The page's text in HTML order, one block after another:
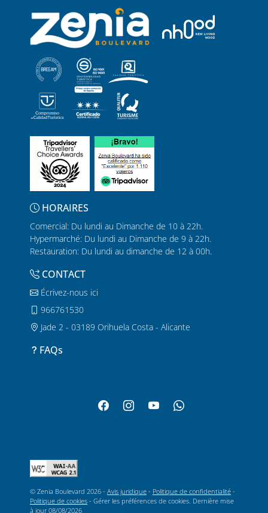
HORAIRES
Comercial: Du lundi au Dimanche de 10 à 22h.
Hypermarché: Du lundi au Dimanche de 9 à 22h.
Restauration: Du lundi au dimanche de 12 à 00h.
CONTACT
Écrivez-nous ici
966761530
Jade 2 - 03189 Orihuela Costa - Alicante
FAQs
© Zenia Boulevard 2026 - Avis juridique - Politique de confidentialité -
Politique de cookies - Gérer les préférences de cookies . Dernière mise
à jour 08/08/2026